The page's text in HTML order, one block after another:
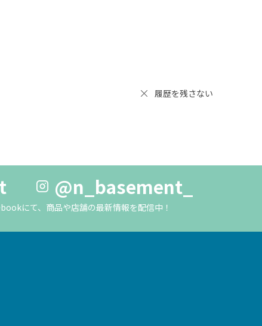
履歴を残さない
@n_basement_
にて、商品や店舗の最新情報を配信中！